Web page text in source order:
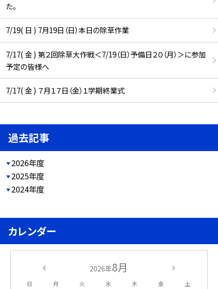
た。
7/19( 日 ) 7月19日（日）本日の除草作業
7/17( 金 ) 第２回除草大作戦＜7/19（日）予備日２０（月）＞に参加
予定の皆様へ
7/17( 金 ) ７月１７日（金）１学期終業式
過去記事
2026年度
2025年度
2024年度
カレンダー
2026年8月
日 月 火 水 木 金 土